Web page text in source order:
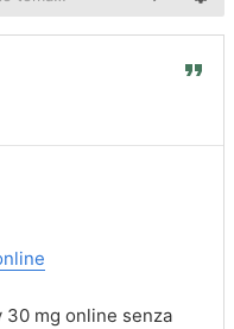
mg online senza